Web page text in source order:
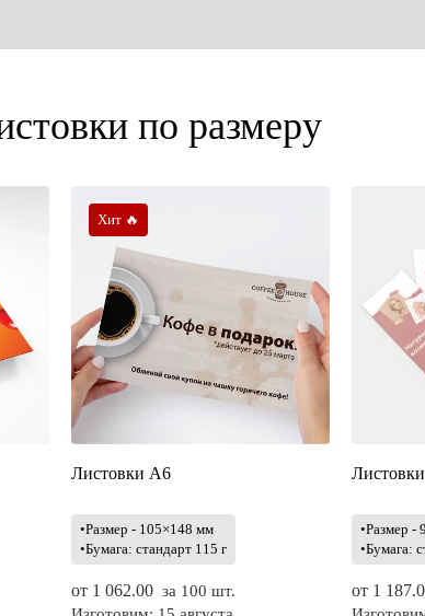
по размеру
Хит 🔥
Листовки А6
•Размер - 105×148 мм
•Бумага: стандарт 115 г
от 1 062.00 за 100 шт.
•Размер -
•Бумага:
от 1